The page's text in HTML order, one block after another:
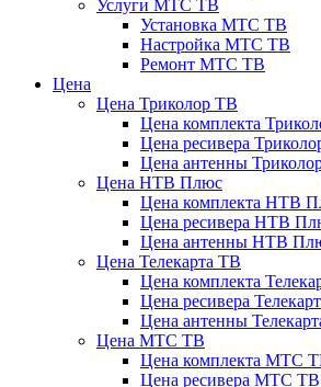
Услуги МТС ТВ
Установка МТС ТВ
Настройка МТС ТВ
Ремонт МТС ТВ
Цена
Цена Триколор ТВ
Цена комплекта
Цена ресивера
Цена антенны
Цена НТВ Плюс
Цена комплекта НТВ
Цена ресивера НТВ
Цена антенны НТВ
Цена Телекарта ТВ
Цена комплекта
Цена ресивера
Цена антенны
Цена МТС ТВ
Цена комплекта МТС
Цена ресивера МТС ТВ